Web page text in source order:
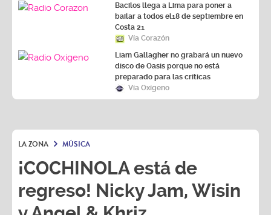
Bacilos llega a Lima para poner a
bailar a todos el18 de septiembre en
Costa 21
Vía Corazón
Liam Gallagher no grabará un nuevo
disco de Oasis porque no está
preparado para las críticas
Vía Oxígeno
LA ZONA MÚSICA
¡COCHINOLA está de
regreso! Nicky Jam, Wisin